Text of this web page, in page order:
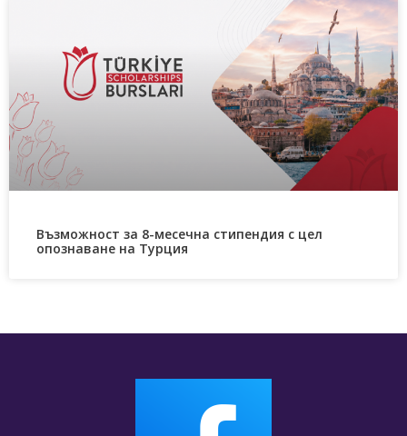
Възможност за 8-месечна стипендия с цел
опознаване на Турция